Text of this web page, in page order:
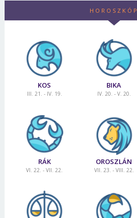
HOROSZKÓP
KOS
III. 21. - IV. 19.
BIKA
IV. 20. - V. 20.
RÁK
VI. 22. - VII. 22.
OROSZLÁN
VII. 23. - VIII. 22.